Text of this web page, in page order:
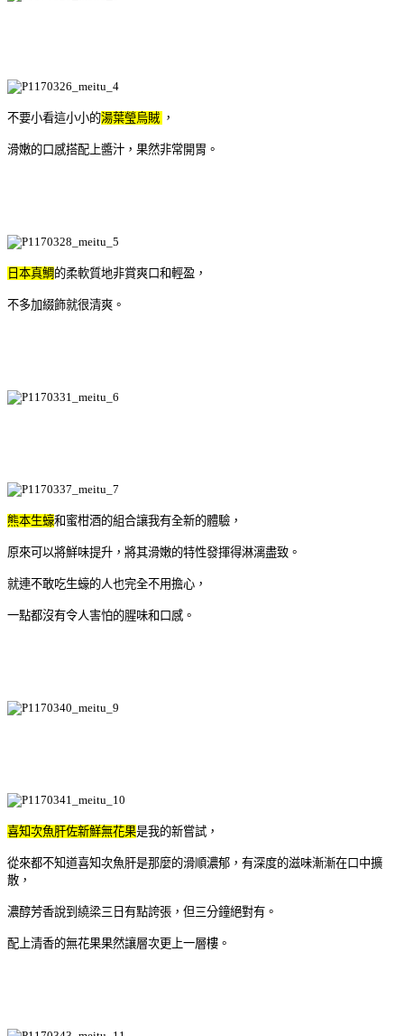
不要小看這小小的湯葉瑩烏賊 ，
滑嫩的口感搭配上醬汁，果然非常開胃。
日本真鯛的柔軟質地非賞爽口和輕盈，
不多加綴飾就很清爽。
熊本生蠔和蜜柑酒的組合讓我有全新的體驗，
原來可以將鮮味提升，將其滑嫩的特性發揮得淋漓盡致。
就連不敢吃生蠔的人也完全不用擔心，
一點都沒有令人害怕的腥味和口感。
喜知次魚肝佐新鮮無花果是我的新嘗試，
從來都不知道喜知次魚肝是那麼的滑順濃郁，有深度的滋味漸漸在口中擴
散，
濃醇芳香說到繞梁三日有點誇張，但三分鐘絕對有。
配上清香的無花果果然讓層次更上一層樓。